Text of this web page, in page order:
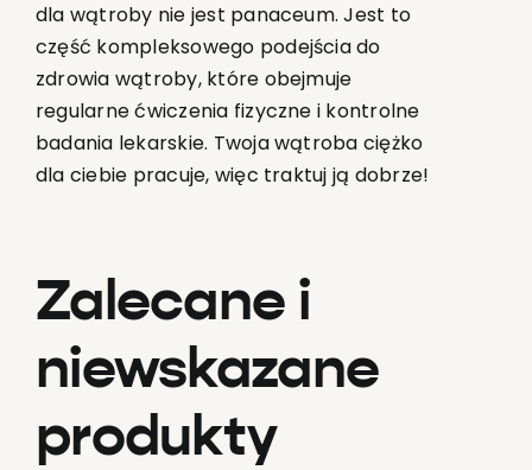
dla wątroby nie jest panaceum. Jest to
część kompleksowego podejścia do
zdrowia wątroby, które obejmuje
regularne ćwiczenia fizyczne i kontrolne
badania lekarskie. Twoja wątroba ciężko
dla ciebie pracuje, więc traktuj ją dobrze!
Zalecane i
niewskazane
produkty